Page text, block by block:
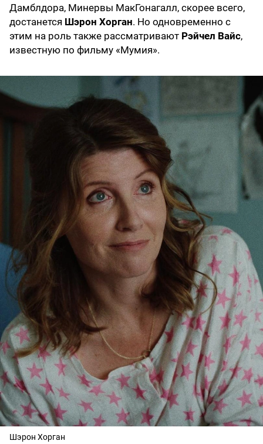
Дамблдора, Минервы МакГонагалл, скорее всего,
достанется Шэрон Хорган. Но одновременно с
этим на роль также рассматривают Рэйчел Вайс,
известную по фильму «Мумия».
Шэрон Хорган